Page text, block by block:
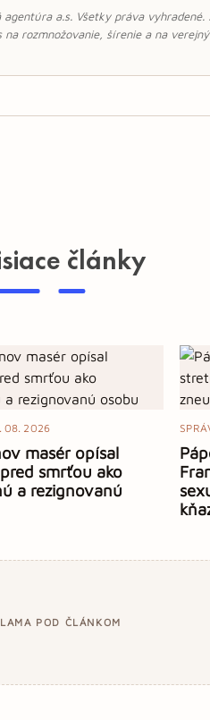
a.s. Všetky práva vyhradené.
rozmnožovanie, šírenie a na
články
08. 2026
masér opísal
smrťou ako
a rezignovanú
POD ČLÁNKOM